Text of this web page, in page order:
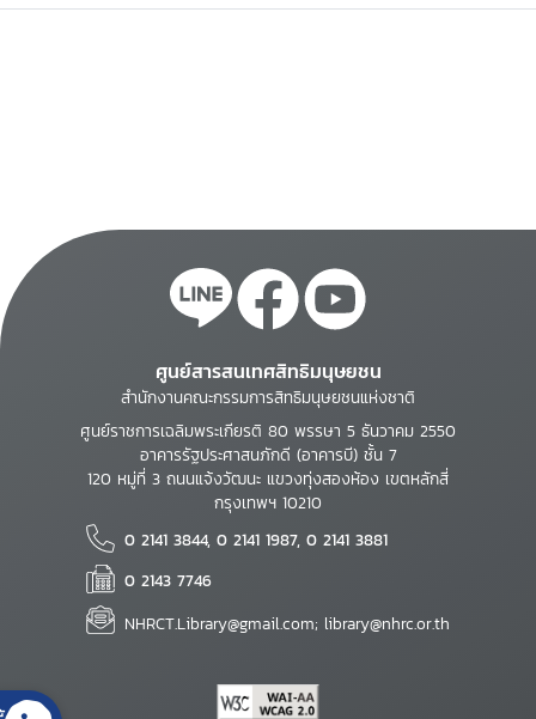
ศูนย์สารสนเทศสิทธิมนุษยชน
สำนักงานคณะกรรมการสิทธิมนุษยชนแห่งชาติ
ศูนย์ราชการเฉลิมพระเกียรติ 80 พรรษา 5 ธันวาคม 2550
อาคารรัฐประศาสนภักดี (อาคารบี) ชั้น 7
120 หมู่ที่ 3 ถนนแจ้งวัฒนะ แขวงทุ่งสองห้อง เขตหลักสี่
กรุงเทพฯ 10210
0 2141 3844, 0 2141 1987, 0 2141 3881
0 2143 7746
NHRCT.Library@gmail.com; library@nhrc.or.th